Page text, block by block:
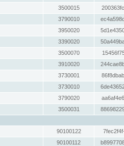
3500015
3790010
3950020
3390020
3500070
3910020
3730001
3730010
3790020
3500031
90100122
90100112